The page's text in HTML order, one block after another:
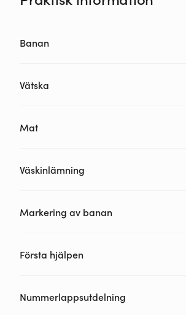
Banan
Vätska
Mat
Väskinlämning
Markering av banan
Första hjälpen
Nummerlappsutdelning